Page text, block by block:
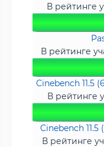
В рейтинге
В рейтинге
Cinebench 11.5
В рейтинге
Cinebench
В рейтинге